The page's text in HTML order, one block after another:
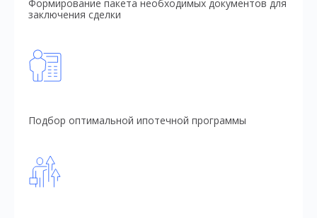
Формирование пакета необходимых документов для
заключения сделки
Подбор оптимальной ипотечной программы